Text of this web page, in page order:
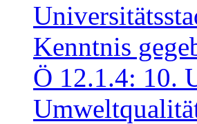
Kenntnis
Ö 12.1.4: 10.